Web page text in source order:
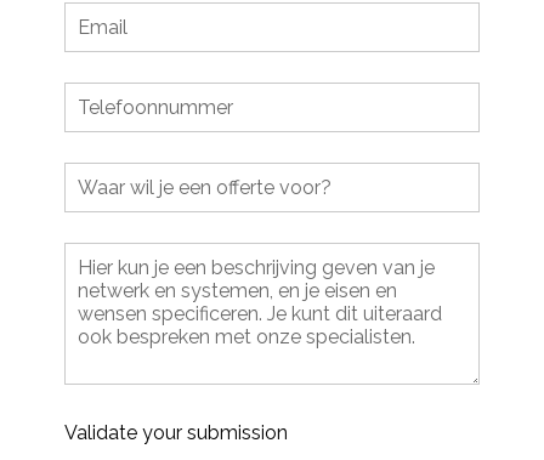
Validate your submission